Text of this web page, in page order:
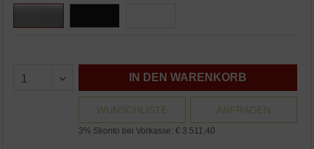
IN DEN WARENKORB
WUNSCHLISTE ANFRAGEN
3% Skonto bei Vorkasse: € 3.511,40